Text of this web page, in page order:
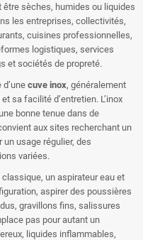
sèches, humides ou liquides
les entreprises, collectivités,
cuisines professionnelles,
logistiques, services
et sociétés de propreté.
cuve inox, généralement
sa facilité d’entretien. L’inox
bonne tenue dans de
aux sites recherchant un
usage régulier, des
variées.
un aspirateur eau et
aspirer des poussières
gravillons fins, salissures
pas pour autant un
liquides inflammables,